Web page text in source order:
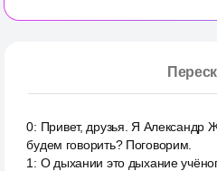
0: Привет, друзья. Я Александр
будем говорить? Поговорим.
1 : О дыхании это дыхание